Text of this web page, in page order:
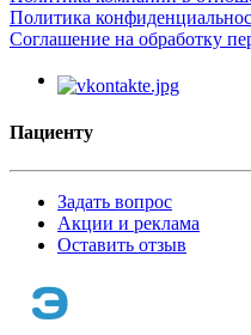
Политика
Соглашение на обработку
Пациенту
Задать вопрос
Акции и реклама
Оставить отзыв